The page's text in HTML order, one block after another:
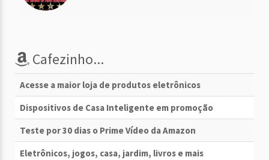
Cafezinho...
Acesse a maior loja de produtos eletrônicos
Dispositivos de Casa Inteligente em promoção
Teste por 30 dias o Prime Vídeo da Amazon
Eletrônicos, jogos, casa, jardim, livros e mais